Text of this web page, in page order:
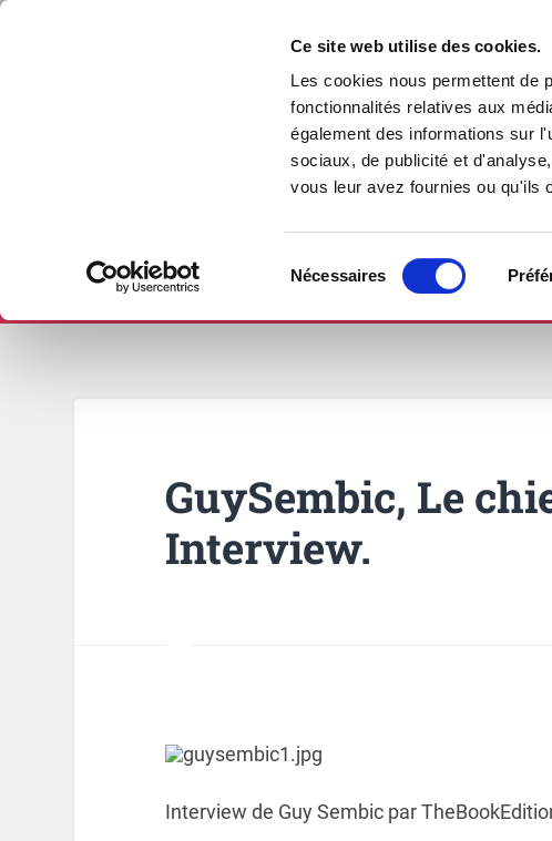
Ce site web utilise des cookies.
Les cookies nous permettent de
fonctionnalités relatives aux
également des informations sur
sociaux, de publicité et
vous leur avez fournies ou qu'ils
du
Nécessaires
ÉCRITURE & CRÉATION PUBLICATION
GuySembic, Le
Interview.
Interview de Guy Sembic par